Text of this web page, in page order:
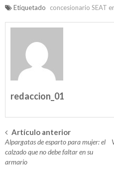
Los mejores mariachis en Bogotá
esperan por ti
Alquiler de videowall en Barcelona –
Mostrando a todos lo que se desea
Elige los accesorios de tu bebé con
catálogo Petit Praia
decorar una barra de bar?
Casa Vicens, nuevo museo de
Gaudí – Visita obligada al pasado
Etiquetado concesionario SEAT
redaccion_01
Navegación
en
Artículo anterior
Alpargatas de esparto para mujer: el
calzado que no debe faltar en su
armario